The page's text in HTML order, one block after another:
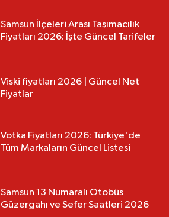
Samsun İlçeleri Arası Taşımacılık
Fiyatları 2026: İşte Güncel Tarifeler
Viski fiyatları 2026 | Güncel Net
Fiyatlar
Votka Fiyatları 2026: Türkiye'de
Tüm Markaların Güncel Listesi
Samsun 13 Numaralı Otobüs
Güzergahı ve Sefer Saatleri 2026